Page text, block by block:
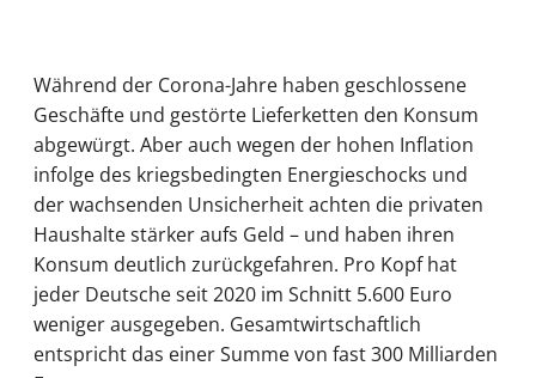
Während der Corona-Jahre haben geschlossene
Geschäfte und gestörte Lieferketten den Konsum
abgewürgt. Aber auch wegen der hohen Inflation
infolge des kriegsbedingten Energieschocks und
der wachsenden Unsicherheit achten die privaten
Haushalte stärker aufs Geld – und haben ihren
Konsum deutlich zurückgefahren. Pro Kopf hat
jeder Deutsche seit 2020 im Schnitt 5.600 Euro
weniger ausgegeben. Gesamtwirtschaftlich
entspricht das einer Summe von fast 300 Milliarden